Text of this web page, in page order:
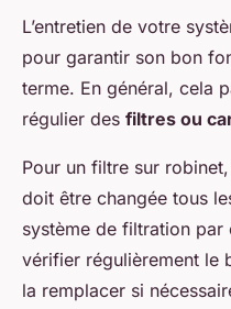
L’entretien de votre
pour garantir son bon
terme. En général, cela
régulier des filtres ou
Pour un filtre sur
doit être changée tous
système de filtration par
vérifier régulièrement le
la remplacer si